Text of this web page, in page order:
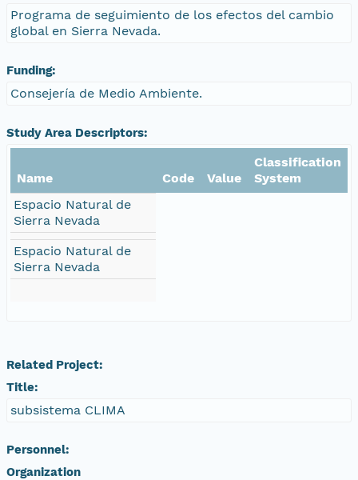
Programa de seguimiento de los efectos del cambio
global en Sierra Nevada.
Funding:
Consejería de Medio Ambiente.
Study Area Descriptors:
Name Code Value
Classification
System
Espacio Natural de
Sierra Nevada
Espacio Natural de
Sierra Nevada
Related Project:
Title:
subsistema CLIMA
Personnel:
Organization